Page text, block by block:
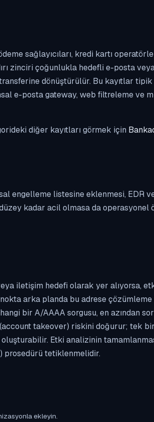
sağlayıcıları, kredi kartı
zinciri çoğunlukla hedefli e-posta
dönüştürülür. Bu kayıtlar
e-posta gateway, web filtreleme ve
diğer kayıtları görmek için
engelleme listesine eklenmesi, EDR
kadar acil olmasa da operasyonel
iletişim hedefi olarak yer alıyorsa,
arka planda bu adrese
bir A/AAAA sorgusu, en azından
takeover) riskini doğurur; tek
Etki analizinin
prosedürü tetiklenmelidir.
ekleyin.